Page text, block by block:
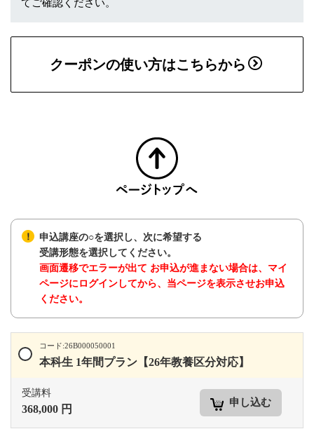
てご確認ください。
クーポンの使い方はこちらから
申込講座の○を選択し、次に希望する
受講形態を選択してください。
画面遷移でエラーが出て お申込が進まない場合は、マイ
ページにログインしてから、当ページを表示させお申込
ください。
コード:26B000050001
本科生 1年間プラン【26年教養区分対応】
受講料
368,000 円
申し込む